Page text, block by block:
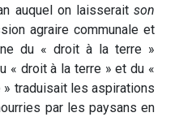
auquel on laisserait son
agraire communale et
du « droit à la terre »
« droit à la terre » et du «
traduisait les aspirations
par les paysans en